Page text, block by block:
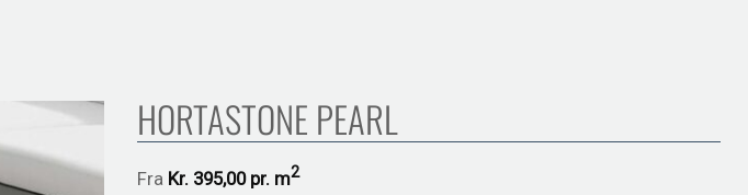
HORTASTONE PEARL
Fra Kr. 395,00 pr. m2